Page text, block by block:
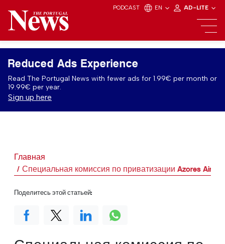
PODCAST EN AD-LITE
Reduced Ads Experience
Read The Portugal News with fewer ads for 1.99€ per month or
19.99€ per year.
Sign up here
Главная
Специальная комиссия по приватизации Azores
Поделитесь этой статьей: